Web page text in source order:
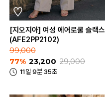
[지오지아] 여성 에어로쿨 슬랙스
(AFE2PP2102)
99,000
77% 23,200 29,000
11일 9분 35초